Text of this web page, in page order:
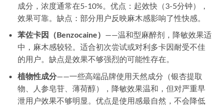
成分，浓度通常在5-10%。优点：起效快（3-5分钟），
效果可靠。缺点：部分用户反映麻木感影响了性快感。
苯佐卡因（Benzocaine） ——温和型麻醉剂，降敏效果适
中，麻木感较轻。适合初次尝试或对利多卡因耐受不佳
的用户。缺点是效果不够强烈的可能性存在。
植物性成分——一些高端品牌使用天然成分（银杏提取
物、人参皂苷、薄荷醇），降敏效果温和，但对严重早
泄用户效果不够明显。优点是使用感最自然，不会降低